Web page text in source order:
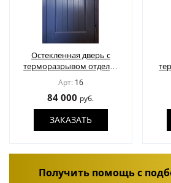
Остекленная дверь с
терморазрывом отделка
Арт: 16
84 000 руб.
ЗАКАЗАТЬ
Получить помощь с